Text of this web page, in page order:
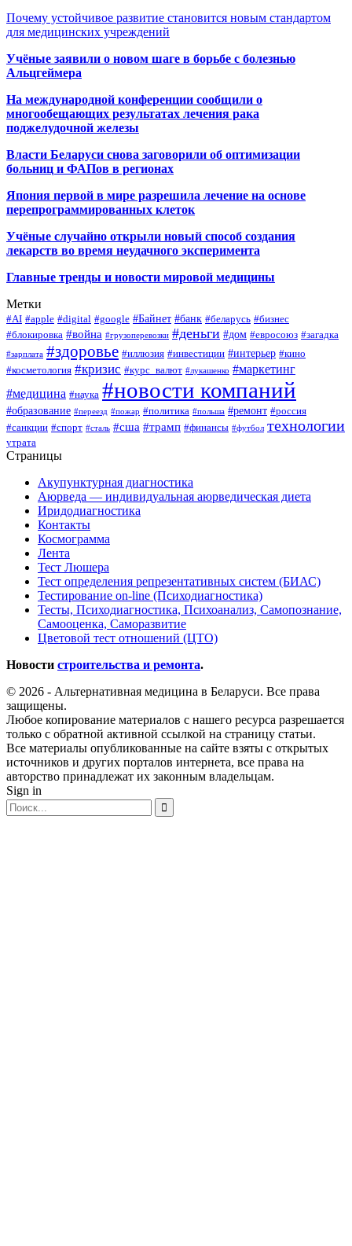
Почему устойчивое развитие становится новым стандартом
для медицинских учреждений
Учёные заявили о новом шаге в борьбе с болезнью
Альцгеймера
На международной конференции сообщили о
многообещающих результатах лечения рака
поджелудочной железы
Власти Беларуси снова заговорили об оптимизации
больниц и ФАПов в регионах
Япония первой в мире разрешила лечение на основе
перепрограммированных клеток
Учёные случайно открыли новый способ создания
лекарств во время неудачного эксперимента
Главные тренды и новости мировой медицины
Метки
#AI #apple #digital #google #Байнет #банк #беларусь #бизнес
#блокировка #война #грузоперевозки #деньги #дом #евросоюз #загадка
#зарплата #здоровье #иллюзия #инвестиции #интерьер #кино
#косметология #кризис #курс_валют #лукашенко #маркетинг
#медицина #наука #новости компаний
#образование #переезд #пожар #политика #польша #ремонт #россия
#санкции #спорт #сталь #сша #трамп #финансы #футбол технологии
утрата
Страницы
Акупунктурная диагностика
Аюрведа — индивидуальная аюрведическая диета
Иридодиагностика
Контакты
Космограмма
Лента
Тест Люшера
Тест определения репрезентативных систем (БИАС)
Тестирование on-line (Психодиагностика)
Тесты, Психодиагностика, Психоанализ, Самопознание,
Самооценка, Саморазвитие
Цветовой тест отношений (ЦТО)
Новости строительства и ремонта.
© 2026 - Альтернативная медицина в Беларуси. Все права
защищены.
Любое копирование материалов с нашего ресурса разрешается
только с обратной активной ссылкой на страницу статьи.
Все материалы опубликованные на сайте взяты с открытых
источников и других порталов интернета, все права на
авторство принадлежат их законным владельцам.
Sign in